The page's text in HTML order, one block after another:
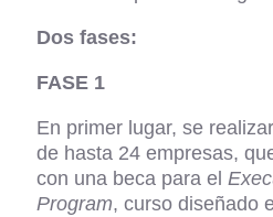
Dos fases:
FASE 1
En primer lugar, se
de hasta 24 empresas,
con una beca para el
Program, curso diseñado